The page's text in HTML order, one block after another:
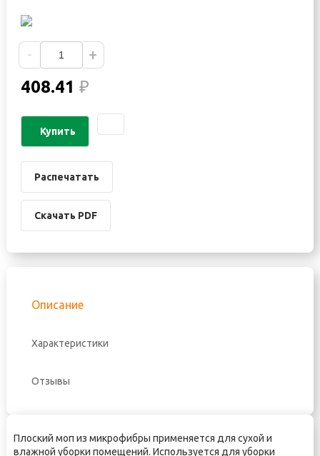
- +
408.41 ₽
Купить
Распечатать
Скачать PDF
Описание
Характеристики
Отзывы
Плоский моп из микрофибры применяется для сухой и
влажной уборки помещений. Используется для уборки